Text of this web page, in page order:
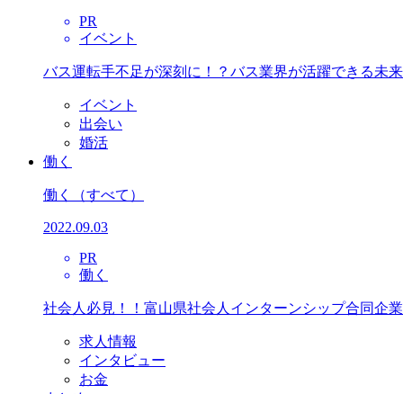
PR
イベント
バス運転手不足が深刻に！？バス業界が活躍できる未
イベント
出会い
婚活
働く
働く （すべて）
2022.09.03
PR
働く
社会人必見！！富山県社会人インターンシップ合同企
求人情報
インタビュー
お金